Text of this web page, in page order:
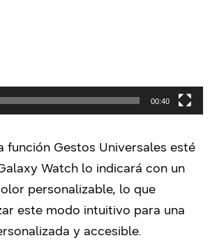
00:40
función Gestos Universales esté
Watch lo indicará con un
personalizable, lo que
este modo intuitivo para una
y accesible.